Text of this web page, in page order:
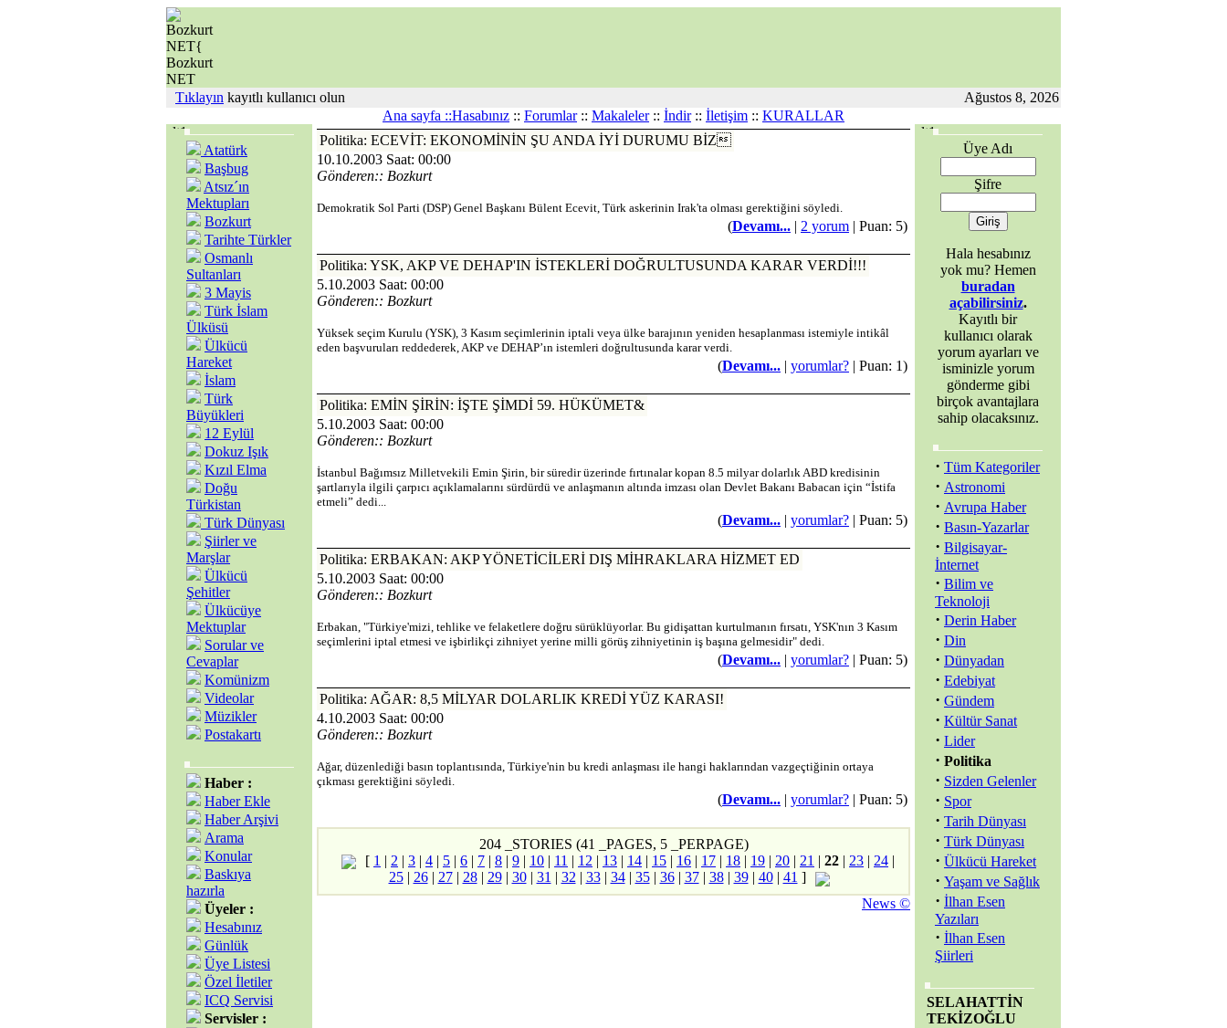
Tıklayın kayıtlı kullanıcı olun
Ağustos 8, 2026
Ana sayfa ::Hasabınız :: Forumlar:: Makaleler:: İndir:: İletişim :: KURALLAR
Atatürk
Başbug
Atsız´ın
Mektupları
Bozkurt
Tarihte Türkler
Osmanlı
Sultanları
3 Mayis
Türk İslam
Ülküsü
Ülkücü
Hareket
İslam
Türk
Büyükleri
12 Eylül
Dokuz Işık
Kızıl Elma
Doğu
Türkistan
Türk Dünyası
Şiirler ve
Marşlar
Ülkücü
Şehitler
Ülkücüye
Mektuplar
Sorular ve
Cevaplar
Komünizm
Videolar
Müzikler
Postakartı
Haber :
Haber Ekle
Haber Arşivi
Arama
Konular
Baskıya
hazırla
Üyeler :
Hesabınız
Günlük
Üye Listesi
Özel İletiler
ICQ Servisi
Servisler :
Politika: ECEVİT: EKONOMİNİN ŞU ANDA İYİ DURUMU BİZ
10.10.2003 Saat: 00:00
Gönderen:: Bozkurt
Demokratik Sol Parti (DSP) Genel Başkanı Bülent Ecevit, Türk askerinin Irak'ta olması gerektiğini söyledi.
(Devamı... | 2 yorum | Puan: 5)
Politika: YSK, AKP VE DEHAP'IN İSTEKLERİ DOĞRULTUSUNDA KARAR VERDİ!!!
5.10.2003 Saat: 00:00
Gönderen:: Bozkurt
Yüksek seçim Kurulu (YSK), 3 Kasım seçimlerinin iptali veya ülke barajının yeniden hesaplanması istemiyle intikâl
eden başvuruları reddederek, AKP ve DEHAP’ın istemleri doğrultusunda karar verdi.
(Devamı... | yorumlar? | Puan: 1)
Politika: EMİN ŞİRİN: İŞTE ŞİMDİ 59. HÜKÜMET&
5.10.2003 Saat: 00:00
Gönderen:: Bozkurt
İstanbul Bağımsız Milletvekili Emin Şirin, bir süredir üzerinde fırtınalar kopan 8.5 milyar dolarlık ABD kredisinin
şartlarıyla ilgili çarpıcı açıklamalarını sürdürdü ve anlaşmanın altında imzası olan Devlet Bakanı Babacan için “İstifa
etmeli” dedi...
(Devamı... | yorumlar? | Puan: 5)
Politika: ERBAKAN: AKP YÖNETİCİLERİ DIŞ MİHRAKLARA HİZMET ED
5.10.2003 Saat: 00:00
Gönderen:: Bozkurt
Erbakan, "Türkiye'mizi, tehlike ve felaketlere doğru sürüklüyorlar. Bu gidişattan kurtulmanın fırsatı, YSK'nın 3 Kasım
seçimlerini iptal etmesi ve işbirlikçi zihniyet yerine milli görüş zihniyetinin iş başına gelmesidir" dedi.
(Devamı... | yorumlar? | Puan: 5)
Politika: AĞAR: 8,5 MİLYAR DOLARLIK KREDİ YÜZ KARASI!
4.10.2003 Saat: 00:00
Gönderen:: Bozkurt
Ağar, düzenlediği basın toplantısında, Türkiye'nin bu kredi anlaşması ile hangi haklarından vazgeçtiğinin ortaya
çıkması gerektiğini söyledi.
(Devamı... | yorumlar? | Puan: 5)
204 _STORIES (41 _PAGES, 5 _PERPAGE)
[ 1 | 2 | 3 | 4 | 5 | 6 | 7 | 8 | 9 | 10 | 11 | 12 | 13 | 14 | 15 | 16 | 17 | 18 | 19 | 20 | 21 | 22 | 23 | 24 |
25| 26| 27| 28| 29| 30| 31 | 32 | 33| 34| 35| 36| 37| 38| 39| 40| 41 ]
News ©
Üye Adı
Şifre
Hala hesabınız
yok mu? Hemen
buradan
açabilirsiniz.
Kayıtlı bir
kullanıcı olarak
yorum ayarları ve
isminizle yorum
gönderme gibi
birçok avantajlara
sahip olacaksınız.
· Tüm Kategoriler
· Astronomi
· Avrupa Haber
· Basın-Yazarlar
· Bilgisayar-
İnternet
· Bilim ve
Teknoloji
· Derin Haber
· Din
· Dünyadan
· Edebiyat
· Gündem
· Kültür Sanat
· Lider
· Politika
· Sizden Gelenler
· Spor
· Tarih Dünyası
· Türk Dünyası
· Ülkücü Hareket
· Yaşam ve Sağlık
· İlhan Esen
Yazıları
· İlhan Esen
Şiirleri
SELAHATTİN
TEKİZOĞLU